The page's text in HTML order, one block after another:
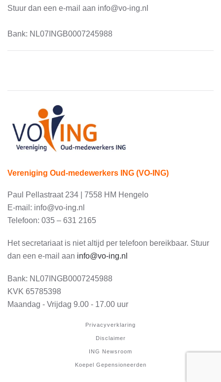
Stuur dan een e-mail aan info@vo-ing.nl
Bank: NL07INGB0007245988
Vereniging Oud-medewerkers ING (VO-ING)
Paul Pellastraat 234 | 7558 HM Hengelo
E-mail: info@vo-ing.nl
Telefoon: 035 – 631 2165
Het secretariaat is niet altijd per telefoon bereikbaar. Stuur
dan een e-mail aan info@vo-ing.nl
Bank: NL07INGB0007245988
KVK 65785398
Maandag - Vrijdag 9.00 - 17.00 uur
Privacyverklaring
Disclaimer
ING Newsroom
Koepel Gepensioneerden